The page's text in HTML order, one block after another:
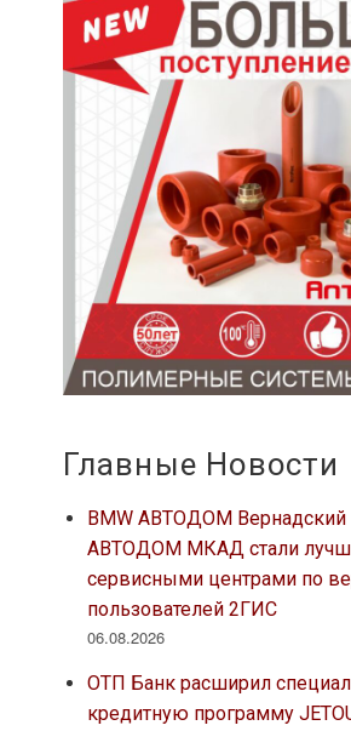
Главные Новости
BMW АВТОДОМ Вернадский
АВТОДОМ МКАД стали
сервисными центрами по
пользователей 2ГИС
06.08.2026
ОТП Банк расширил
кредитную программу